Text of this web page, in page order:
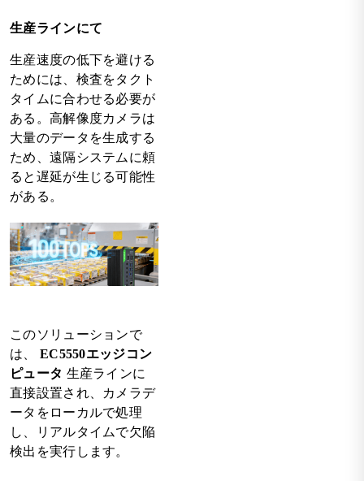
生産ラインにて
生産速度の低下を避ける
ためには、検査をタクト
タイムに合わせる必要が
ある。高解像度カメラは
大量のデータを生成する
ため、遠隔システムに頼
ると遅延が生じる可能性
がある。
このソリューションで
は、 EC5550エッジコン
ピュータ 生産ラインに
直接設置され、カメラデ
ータをローカルで処理
し、リアルタイムで欠陥
検出を実行します。